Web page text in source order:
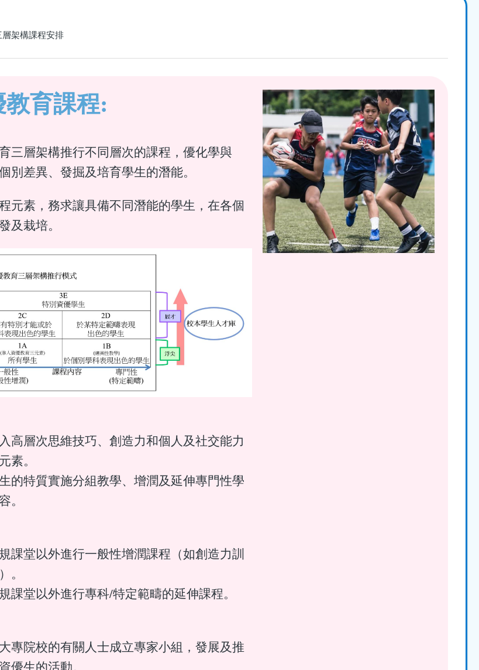
架構課程安排
育課程:
三層架構推行不同層次的課程，優化學與
別差異、發掘及培育學生的潛能。
元素，務求讓具備不同潛能的學生，在各個
及栽培。
高層次思維技巧、創造力和個人及社交能力
素。
的特質實施分組教學、增潤及延伸專門性學
。
課堂以外進行一般性增潤課程（如創造力訓
。
課堂以外進行專科/特定範疇的延伸課程。
專院校的有關人士成立專家小組，發展及推
優生的活動。